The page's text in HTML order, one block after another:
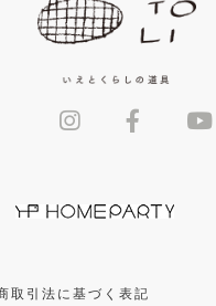
取引法に基づく表記